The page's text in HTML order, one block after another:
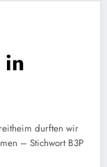
in
durften wir
– Stichwort B3P